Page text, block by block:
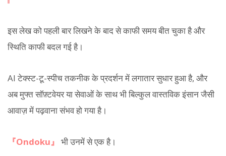
इस लेख को पहली बार लिखने के बाद से काफी समय बीत चुका है और
स्थिति काफी बदल गई है।
AI टेक्स्ट-टू-स्पीच तकनीक के प्रदर्शन में लगातार सुधार हुआ है, और
अब मुफ्त सॉफ़्टवेयर या सेवाओं के साथ भी बिल्कुल वास्तविक इंसान जैसी
आवाज़ में पढ़वाना संभव हो गया है।
『Ondoku』 भी उनमें से एक है।